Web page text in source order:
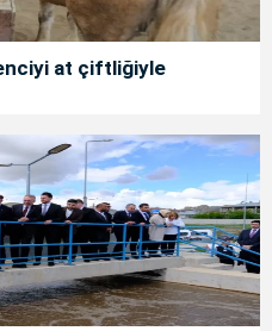
at çiftliğiyle